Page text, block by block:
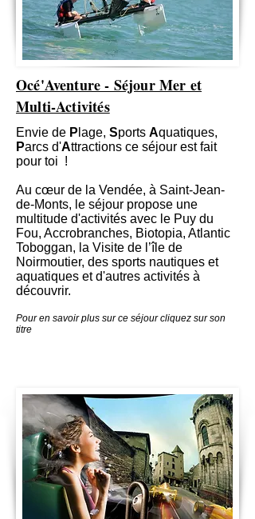
Océ'Aventure - Séjour Mer et
Multi-Activités
Envie de P lage, Sports Aquatiques,
Parcs d'Attractions ce séjour est fait
pour toi !
Au cœur de la Vendée, à Saint-Jean-
de-Monts, le séjour propose une
multitude d'activités avec le Puy du
Fou, Accrobranches, Biotopia, Atlantic
Toboggan, la Visite de l’île de
Noirmoutier, des sports nautiques et
aquatiques et d'autres activités à
découvrir.
Pour en savoir plus sur ce séjour cliquez sur son
titre